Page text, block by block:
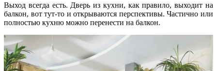
Выход всегда есть. Дверь из кухни, как правило, выходит на
балкон, вот тут-то и открываются перспективы. Частично или
полностью кухню можно перенести на балкон.